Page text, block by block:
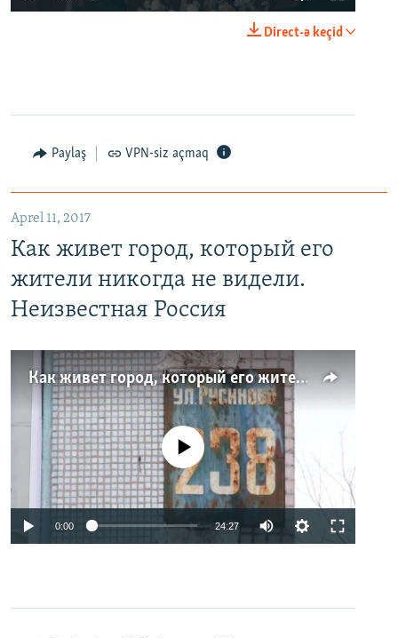
Direct-ə keçid
Paylaş VPN-siz açmaq
Aprel 11, 2017
Как живет город, который его
жители никогда не видели.
Неизвестная Россия
Как живет город, который его жители никогда не видели. Неизвестная Россия
No media source currently available
0:00 24:27